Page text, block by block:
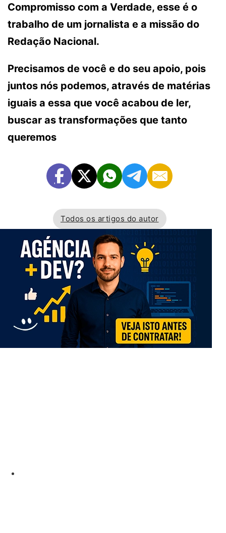
Compromisso com a Verdade, esse é o
trabalho de um jornalista e a missão do
Redação Nacional.
Precisamos de você e do seu apoio, pois
juntos nós podemos, através de matérias
iguais a essa que você acabou de ler,
buscar as transformações que tanto
queremos
Todos os artigos do autor